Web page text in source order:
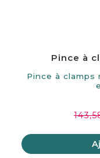
Pince à
Pince à clamps